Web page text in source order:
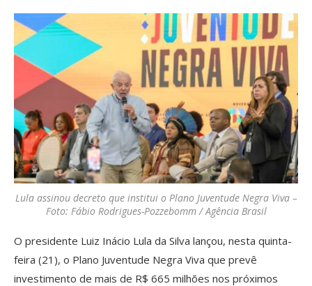
Lula assinou decreto que institui o Plano Juventude Negra Viva –
Foto: Fábio Rodrigues-Pozzebomm / Agência Brasil
O presidente Luiz Inácio Lula da Silva lançou, nesta quinta-
feira (21), o Plano Juventude Negra Viva que prevê
investimento de mais de R$ 665 milhões nos próximos